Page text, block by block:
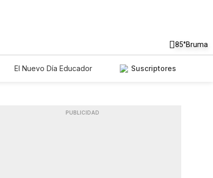
85°Bruma
El Nuevo Día Educador
Suscriptores
PUBLICIDAD